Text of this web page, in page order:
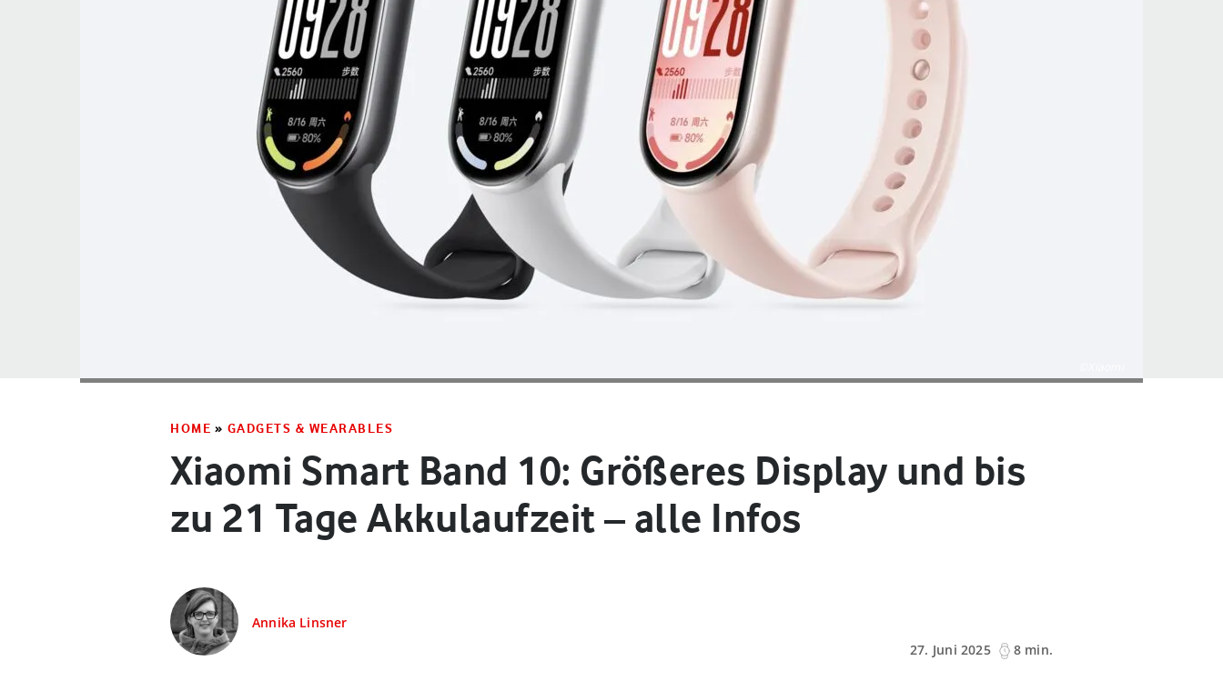
HOME » GADGETS & WEARABLES
Xiaomi Smart Band 10: Größeres Display und bis
zu 21 Tage Akkulaufzeit – alle Infos
Annika Linsner
27. Juni 2025
8 min.